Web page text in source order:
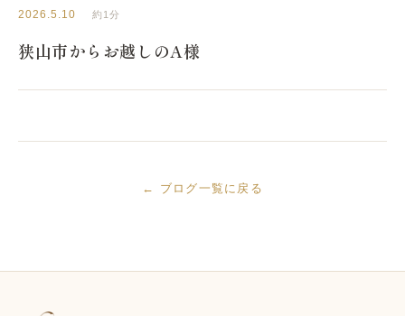
2026.5.10 約1分
狭山市からお越しのA様
← ブログ一覧に戻る